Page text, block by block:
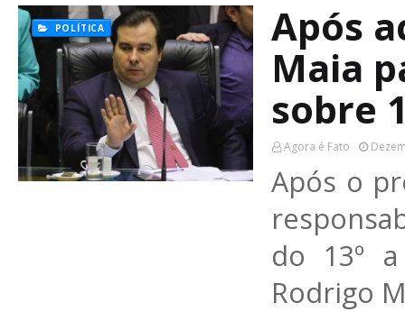
POLÍTICA
Após
Maia
sobre
Agora é Fato
Após o
do 13º
Rodrigo